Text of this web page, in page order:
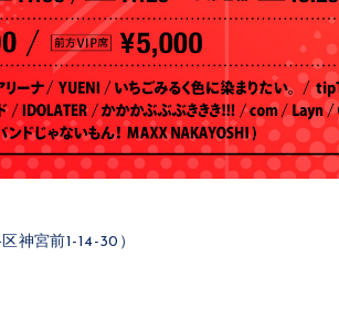
宮前1-14-30）